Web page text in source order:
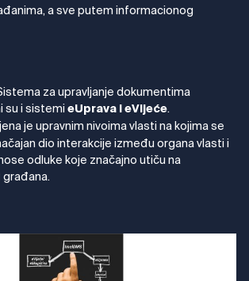
a sve putem informacionog
za upravljanje dokumentima
su i sistemi eUprava i eVijeće.
je upravnim nivoima vlasti na kojima se
dio interakcije između organa vlasti i
odluke koje značajno utiču na